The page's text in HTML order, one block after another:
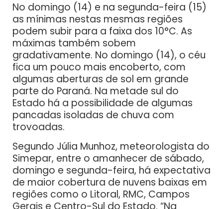
No domingo (14) e na segunda-feira (15)
as mínimas nestas mesmas regiões
podem subir para a faixa dos 10°C. As
máximas também sobem
gradativamente. No domingo (14), o céu
fica um pouco mais encoberto, com
algumas aberturas de sol em grande
parte do Paraná. Na metade sul do
Estado há a possibilidade de algumas
pancadas isoladas de chuva com
trovoadas.
Segundo Júlia Munhoz, meteorologista do
Simepar, entre o amanhecer de sábado,
domingo e segunda-feira, há expectativa
de maior cobertura de nuvens baixas em
regiões como o Litoral, RMC, Campos